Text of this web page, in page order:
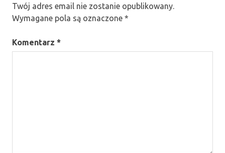
Twój adres email nie zostanie opublikowany.
Wymagane pola są oznaczone *
Komentarz *